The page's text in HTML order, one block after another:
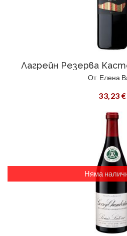
Лагрейн Резерва
От Елена
33,23 €
Няма